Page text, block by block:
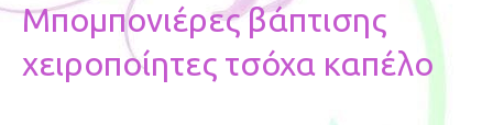
Μπομπονιέρες βάπτισης
χειροποίητες τσόχα καπέλο